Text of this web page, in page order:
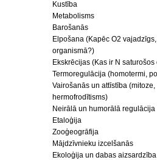
Kustība
Metabolisms
Barošanās
Elpošana (Kapēc O2
organismā?)
Ekskrēcijas (Kas ir N saturošos
Termoregulācija (homotermi,
Vairošanās un attīstība
hermofrodītisms)
Neirālā un humorālā
Etaloģija
Zooģeogrāfija
Mājdzīvnieku izcelšanās
Ekoloģija un dabas aizsardzība